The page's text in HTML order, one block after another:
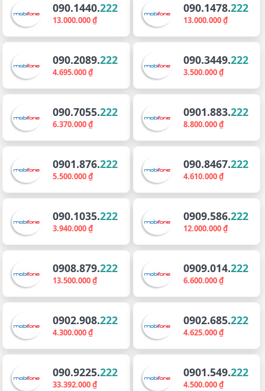
090.1440.222
13.000.000 ₫
090.1478.222
13.000.000 ₫
090.2089.222
4.695.000 ₫
090.3449.222
3.500.000 ₫
090.7055.222
6.370.000 ₫
0901.883.222
8.800.000 ₫
0901.876.222
5.500.000 ₫
090.8467.222
4.610.000 ₫
090.1035.222
3.940.000 ₫
0909.586.222
12.000.000 ₫
0908.879.222
13.500.000 ₫
0909.014.222
6.600.000 ₫
0902.908.222
4.300.000 ₫
0902.685.222
4.625.000 ₫
090.9225.222
33.392.000 ₫
0901.549.222
4.500.000 ₫